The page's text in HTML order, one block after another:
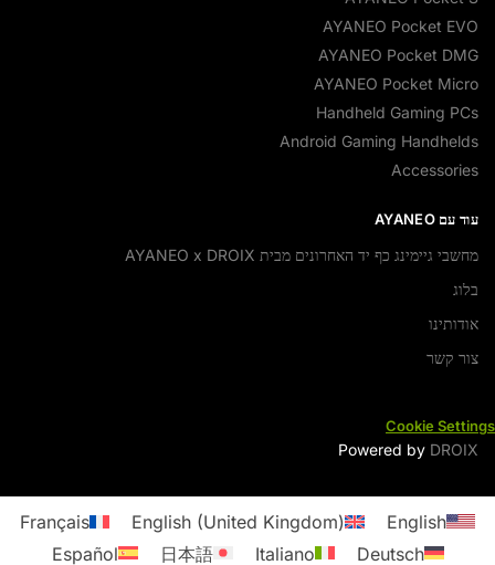
AYANEO Pocket EVO
AYANEO Pocket DMG
AYANEO Pocket Micro
Handheld Gaming PCs
Android Gaming Handhelds
Accessories
עוד עם AYANEO
מחשבי גיימינג כף יד האחרונים מבית AYANEO x DROIX
בלוג
אודותינו
צור קשר
Cookie Settings
Powered by DROIX
English
English (United Kingdom)
Français
Deutsch
Italiano
日本語
Español